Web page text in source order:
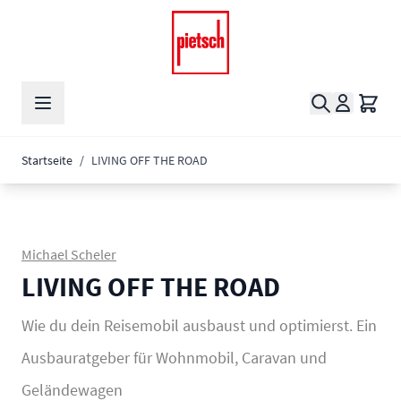
Suche
Startseite / LIVING OFF THE ROAD
Michael Scheler
LIVING OFF THE ROAD
Wie du dein Reisemobil ausbaust und optimierst. Ein
Ausbauratgeber für Wohnmobil, Caravan und
Geländewagen